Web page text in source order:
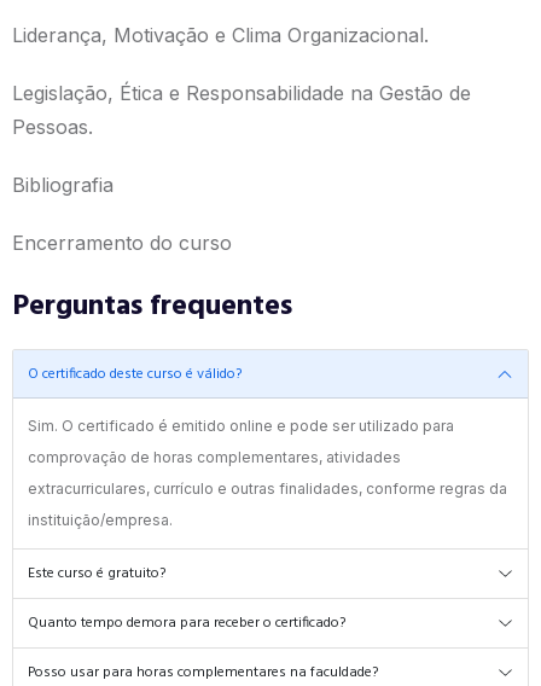
Liderança, Motivação e Clima Organizacional.
Legislação, Ética e Responsabilidade na Gestão de
Pessoas.
Bibliografia
Encerramento do curso
Perguntas frequentes
O certificado deste curso é válido?
Sim. O certificado é emitido online e pode ser utilizado para
comprovação de horas complementares, atividades
extracurriculares, currículo e outras finalidades, conforme regras da
instituição/empresa.
Este curso é gratuito?
Quanto tempo demora para receber o certificado?
Posso usar para horas complementares na faculdade?